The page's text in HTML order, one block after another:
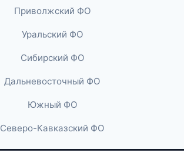
Приволжский ФО
Уральский ФО
Сибирский ФО
Дальневосточный ФО
Южный ФО
Северо-Кавказский ФО